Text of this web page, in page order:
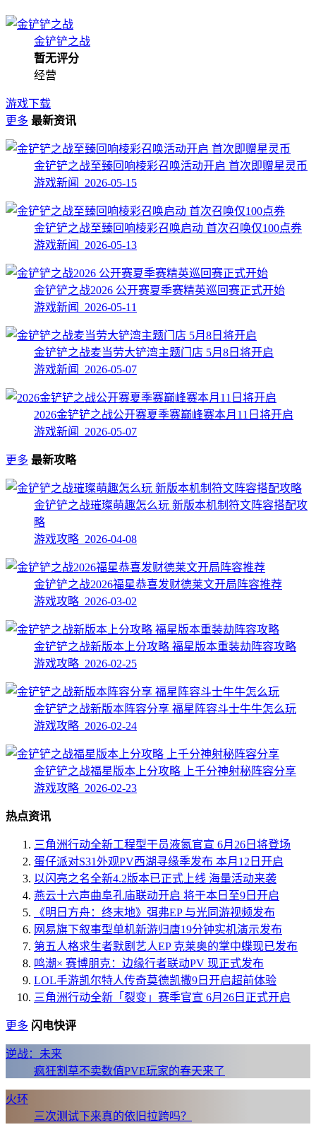
金铲铲之战
暂无评分
经营
游戏下载
更多 最新资讯
金铲铲之战至臻回响棱彩召唤活动开启 首次即赠星灵币
游戏新闻 2026-05-15
金铲铲之战至臻回响棱彩召唤启动 首次召唤仅100点券
游戏新闻 2026-05-13
金铲铲之战2026 公开赛夏季赛精英巡回赛正式开始
游戏新闻 2026-05-11
金铲铲之战麦当劳大铲湾主题门店 5月8日将开启
游戏新闻 2026-05-07
2026金铲铲之战公开赛夏季赛巅峰赛本月11日将开启
游戏新闻 2026-05-07
更多 最新攻略
金铲铲之战璀璨萌趣怎么玩 新版本机制符文阵容搭配攻
略
游戏攻略 2026-04-08
金铲铲之战2026福星恭喜发财德莱文开局阵容推荐
游戏攻略 2026-03-02
金铲铲之战新版本上分攻略 福星版本重装劫阵容攻略
游戏攻略 2026-02-25
金铲铲之战新版本阵容分享 福星阵容斗士牛牛怎么玩
游戏攻略 2026-02-24
金铲铲之战福星版本上分攻略 上千分神射秘阵容分享
游戏攻略 2026-02-23
热点资讯
三角洲行动全新工程型干员液氮官宣 6月26日将登场
蛋仔派对S31外观PV西湖寻缘季发布 本月12日开启
以闪亮之名全新4.2版本已正式上线 海量活动来袭
燕云十六声曲阜孔庙联动开启 将于本日至9日开启
《明日方舟：终末地》弭弗EP 与光同游视频发布
网易旗下叙事型单机新游归唐19分钟实机演示发布
第五人格求生者默剧艺人EP 克莱奥的掌中蝶现已发布
鸣潮× 赛博朋克：边缘行者联动PV 现正式发布
LOL手游凯尔特人传奇莫德凯撒9日开启超前体验
三角洲行动全新「裂变」赛季官宣 6月26日正式开启
更多 闪电快评
逆战：未来
疯狂割草不卖数值PVE玩家的春天来了
火环
三次测试下来真的依旧拉跨吗？